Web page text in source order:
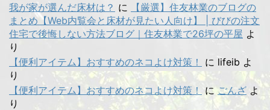
我が家が選んだ床材は？ に
【厳選】住友林業のブログの
まとめ【Web内覧会と床材が見たい人向け】 | びびの注文
住宅で後悔しない方法ブログ｜住友林業で26坪の平屋 よ
り
【便利アイテム】おすすめのネコよけ対策！
に lifeib よ
り
【便利アイテム】おすすめのネコよけ対策！
にごんざ よ
り